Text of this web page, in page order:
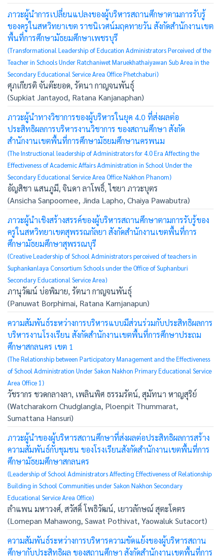
ภาวะผู้นำการเปลี่ยนแปลงของผู้บริหารสถานศึกษาตามการรับรู้
ของครูในสหวิทยาเขต ราชนิเวศน์มฤคทายวัน สังกัดสำนักงานเขต
พื้นที่การศึกษามัธยมศึกษาเพชรบุรี
(Transformational Leadership of Education Administrators Perceived of the
Teacher in Schools Under Ratchaniwet Maruekhathaiyawan Sub Area in the
Secondary Educational Service Area Office Phetchaburi)
ศุภเกียรติ จันต๊ะยอด, รัตนา กาญจนพันธุ์
(Supkiat Jantayod, Ratana Kanjanaphan)
ภาวะผู้นำทางวิชาการของผู้บริหารในยุค 4.0 ที่ส่งผลต่อ
ประสิทธิผลการบริหารงานวิชาการ ของสถานศึกษา สังกัด
สำนักงานเขตพื้นที่การศึกษามัธยมศึกษานครพนม
(The Instructional leadership of Administrators for 4.0 Era Affecting the
Effectiveness of Academic Affairs Administration in School Under the
Secondary Educational Service Area Office Nakhon Phanom)
อัญสิชา แสนภูมี, จินดา ลาโพธิ์, ไชยา ภาวะบุตร
(Ansicha Sanpoomee, Jinda Lapho, Chaiya Pawabutra)
ภาวะผู้นำเชิงสร้างสรรค์ของผู้บริหารสถานศึกษาตามการรับรู้ของ
ครูในสหวิทยาเขตสุพรรณกัลยา สังกัดสำนักงานเขตพื้นที่การ
ศึกษามัธยมศึกษาสุพรรณบุรี
(Creative Leadership of School Administrators perceived of teachers in
Suphankanlaya Consortium Schools under the Office of Suphanburi
Secondary Educational Service Area)
ภานุวัฒน์ บ่อพิมาย, รัตนา กาญจนพันธุ์
(Panuwat Borphimai, Ratana Karnjanapun)
ความสัมพันธ์ระหว่างการบริหารแบบมีส่วนร่วมกับประสิทธิผลการ
บริหารงานโรงเรียน สังกัดสำนักงานเขตพื้นที่การศึกษาประถม
ศึกษาสกลนคร เขต 1
(The Relationship between Participatory Management and the Effectiveness
of School Administration Under Sakon Nakhon Primary Educational Service
Area Office 1)
วัชรากร ชวดกลางลา, เพลินพิศ ธรรมรัตน์, สุมัทนา หาญสุริย์
(Watcharakorn Chudglangla, Ploenpit Thummarat,
Sumattana Hansuri)
ภาวะผู้นำของผู้บริหารสถานศึกษาที่ส่งผลต่อประสิทธิผลการสร้าง
ความสัมพันธ์กับชุมชน ของโรงเรียนสังกัดสำนักงานเขตพื้นที่การ
ศึกษามัธยมศึกษาสกลนคร
(Leadership of School Administrators Affecting Effectiveness of Relationship
Building in School Communities under Sakon Nakhon Secondary
Educational Service Area Office)
ลำแพน มหาวงศ์, สวัสดิ์ โพธิวัฒน์, เยาวลักษณ์ สุตะโคตร
(Lomepan Mahawong, Sawat Pothivat, Yaowaluk Sutacort)
ความสัมพันธ์ระหว่างการบริหารความขัดแย้งของผู้บริหารสถาน
ศึกษากับประสิทธิผล ของสถานศึกษา สังกัดสำนักงานเขตพื้นที่การ